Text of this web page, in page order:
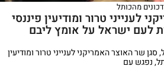
מהכותל
לענייני טרור ומודיעין פיננסי
לעם ישראל על אומץ ליבם
שר האוצר האמריקני לענייני טרור ומודיעין
נפגש עם